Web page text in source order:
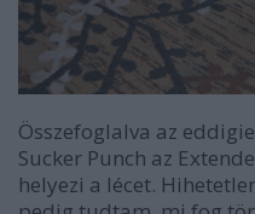
Összefoglalva az
Sucker Punch az
helyezi a lécet.